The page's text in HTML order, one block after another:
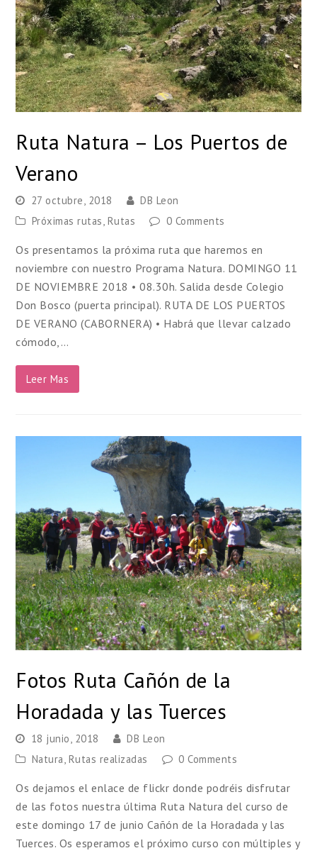
Ruta Natura – Los Puertos de
Verano
27 octubre, 2018
DB Leon
Próximas rutas, Rutas 0 Comments
Os presentamos la próxima ruta que haremos en
noviembre con nuestro Programa Natura. DOMINGO 11
DE NOVIEMBRE 2018 • 08.30h. Salida desde Colegio
Don Bosco (puerta principal). RUTA DE LOS PUERTOS
DE VERANO (CABORNERA) • Habrá que llevar calzado
cómodo,…
Leer Mas
Fotos Ruta Cañón de la
Horadada y las Tuerces
18 junio, 2018
DB Leon
Natura, Rutas realizadas 0 Comments
Os dejamos el enlace de flickr donde podréis disfrutar
de las fotos nuestra última Ruta Natura del curso de
este domingo 17 de junio Cañón de la Horadada y las
Tuerces. Os esperamos el próximo curso con múltiples y